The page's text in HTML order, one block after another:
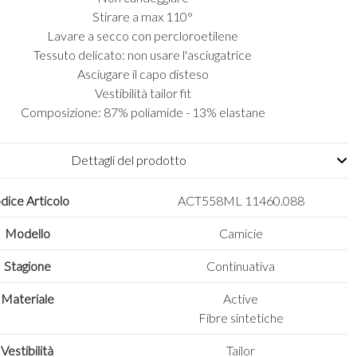
Stirare a max 110°
Lavare a secco con percloroetilene
Tessuto delicato: non usare l'asciugatrice
Asciugare il capo disteso
Vestibilità tailor fit
Composizione: 87% poliamide - 13% elastane
Dettagli del prodotto
Articolo ACT558ML 11460.088
Modello Camicie
Stagione Continuativa
Materiale
Active
Fibre sintetiche
Vestibilità Tailor